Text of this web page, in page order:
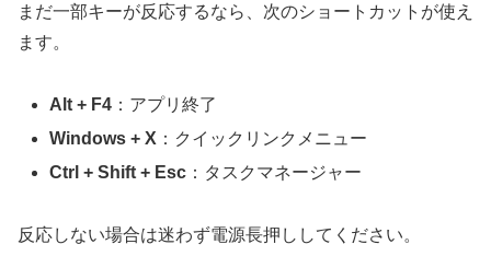
まだ一部キーが反応するなら、次のショートカットが使え
ます。
Alt + F4 ：アプリ終了
Windows + X ：クイックリンクメニュー
Ctrl + Shift + Esc ：タスクマネージャー
反応しない場合は迷わず電源長押ししてください。